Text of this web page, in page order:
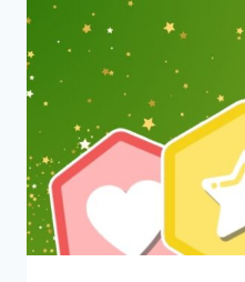
SAMLINGEN
DIN?